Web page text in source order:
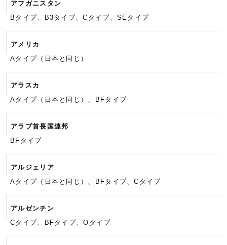
アフガニスタン
Bタイプ、B3タイプ、Cタイプ、 SEタイプ
アメリカ
Aタイプ（日本と同じ）
アラスカ
Aタイプ（日本と同じ）、BFタイプ
アラブ首長国連邦
BFタイプ
アルジェリア
Aタイプ（日本と同じ）、BFタイプ、Cタイプ
アルゼンチン
Cタイプ、BFタイプ、Oタイプ